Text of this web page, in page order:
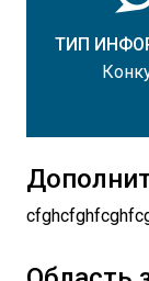
ТИП